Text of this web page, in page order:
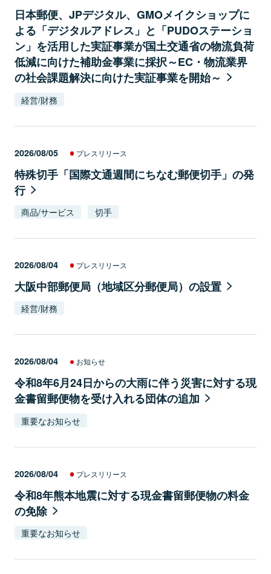
日本郵便、JPデジタル、GMOメイクショップに
よる「デジタルアドレス」と「PUDOステーショ
ン」を活用した実証事業が国土交通省の物流負荷
低減に向けた補助金事業に採択～EC・物流業界
の社会課題解決に向けた実証事業を開始～
経営/財務
2026/08/05 プレスリリース
特殊切手「国際文通週間にちなむ郵便切手」の発
行
商品/サービス 切手
2026/08/04 プレスリリース
大阪中部郵便局（地域区分郵便局）の設置
経営/財務
2026/08/04 お知らせ
令和8年6月24日からの大雨に伴う災害に対する現
金書留郵便物を受け入れる団体の追加
重要なお知らせ
2026/08/04 プレスリリース
令和8年熊本地震に対する現金書留郵便物の料金
の免除
重要なお知らせ